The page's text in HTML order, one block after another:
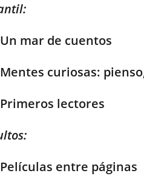
Un mar de cuentos
Mentes curiosas:
Primeros lectores
Películas entre páginas